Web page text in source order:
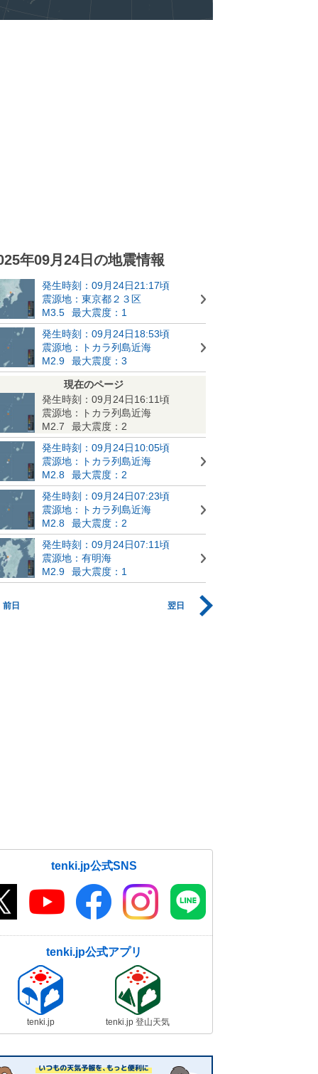
年09月24日の地震情報
発生時刻：09月24日21:17頃
震源地：東京都２３区
M3.5
最大震度：1
発生時刻：09月24日18:53頃
震源地：トカラ列島近海
M2.9
最大震度：3
現在のページ
発生時刻：09月24日16:11頃
震源地：トカラ列島近海
M2.7
最大震度：2
発生時刻：09月24日10:05頃
震源地：トカラ列島近海
M2.8
最大震度：2
発生時刻：09月24日07:23頃
震源地：トカラ列島近海
M2.8
最大震度：2
発生時刻：09月24日07:11頃
震源地：有明海
M2.9
最大震度：1
前日 翌日
tenki.jp公式SNS
tenki.jp公式アプリ
tenki.jp tenki.jp 登山天気